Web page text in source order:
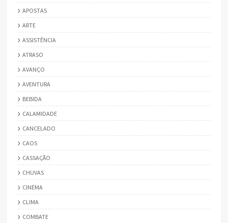
APOSTAS
ARTE
ASSISTÊNCIA
ATRASO
AVANÇO
AVENTURA
BEBIDA
CALAMIDADE
CANCELADO
CAOS
CASSAÇÃO
CHUVAS
CINEMA
CLIMA
COMBATE